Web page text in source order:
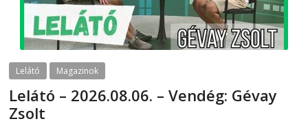
Lelátó Magazinok
Lelátó – 2026.08.06. – Vendég: Gévay
Zsolt